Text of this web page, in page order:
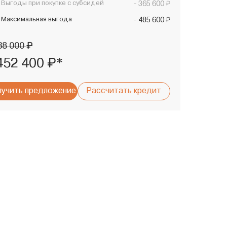
Выгоды при покупке с субсидей - 365 600 ₽
Максимальная выгода - 485 600 ₽
000₽
400 ₽*
предложение Рассчитать кредит